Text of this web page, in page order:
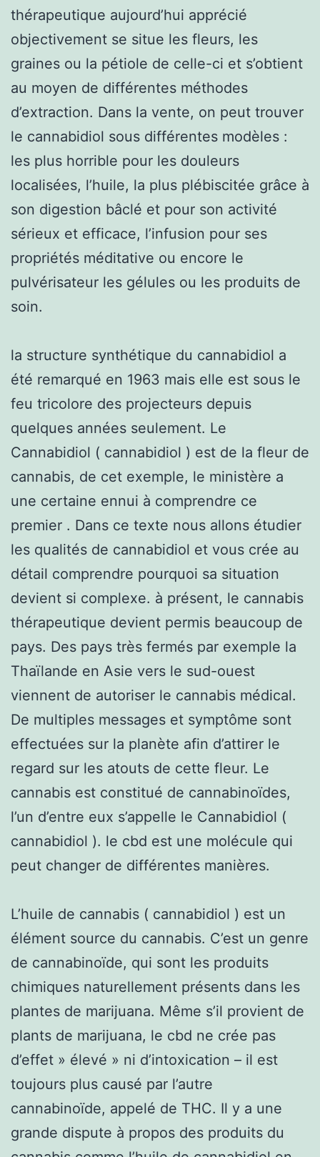
thérapeutique aujourd’hui apprécié
objectivement se situe les fleurs, les
graines ou la pétiole de celle-ci et s’obtient
au moyen de différentes méthodes
d’extraction. Dans la vente, on peut trouver
le cannabidiol sous différentes modèles :
les plus horrible pour les douleurs
localisées, l’huile, la plus plébiscitée grâce à
son digestion bâclé et pour son activité
sérieux et efficace, l’infusion pour ses
propriétés méditative ou encore le
pulvérisateur les gélules ou les produits de
soin.
la structure synthétique du cannabidiol a
été remarqué en 1963 mais elle est sous le
feu tricolore des projecteurs depuis
quelques années seulement. Le
Cannabidiol ( cannabidiol ) est de la fleur de
cannabis, de cet exemple, le ministère a
une certaine ennui à comprendre ce
premier . Dans ce texte nous allons étudier
les qualités de cannabidiol et vous crée au
détail comprendre pourquoi sa situation
devient si complexe. à présent, le cannabis
thérapeutique devient permis beaucoup de
pays. Des pays très fermés par exemple la
Thaïlande en Asie vers le sud-ouest
viennent de autoriser le cannabis médical.
De multiples messages et symptôme sont
effectuées sur la planète afin d’attirer le
regard sur les atouts de cette fleur. Le
cannabis est constitué de cannabinoïdes,
l’un d’entre eux s’appelle le Cannabidiol (
cannabidiol ). le cbd est une molécule qui
peut changer de différentes manières.
L’huile de cannabis ( cannabidiol ) est un
élément source du cannabis. C’est un genre
de cannabinoïde, qui sont les produits
chimiques naturellement présents dans les
plantes de marijuana. Même s’il provient de
plants de marijuana, le cbd ne crée pas
d’effet » élevé » ni d’intoxication – il est
toujours plus causé par l’autre
cannabinoïde, appelé de THC. Il y a une
grande dispute à propos des produits du